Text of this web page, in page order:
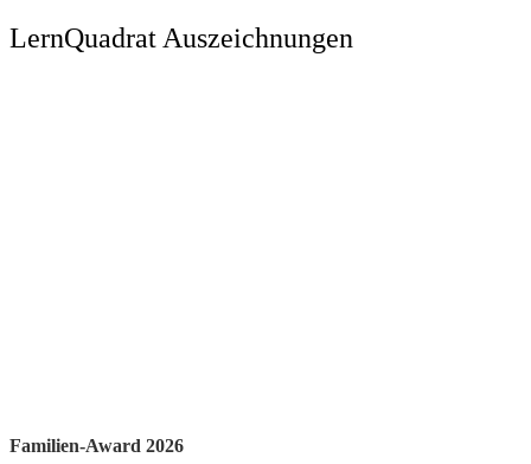
LernQuadrat Auszeichnungen
Familien-Award 2026